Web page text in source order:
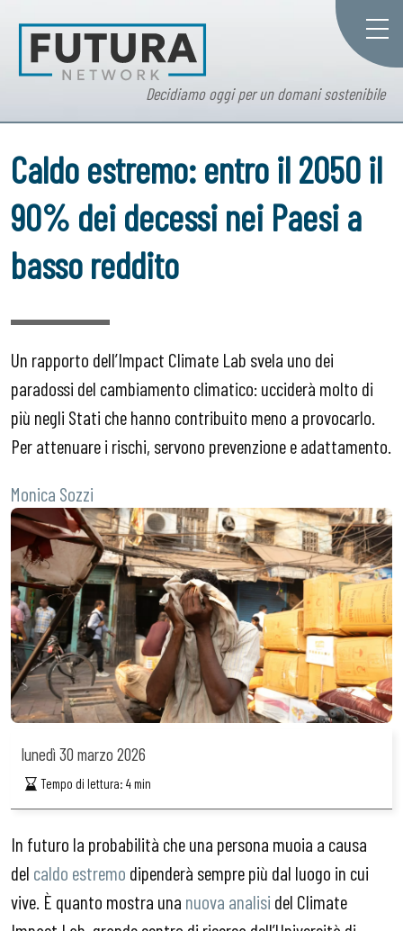
Decidiamo oggi per un domani sostenibile
Caldo estremo: entro il 2050 il
90% dei decessi nei Paesi a
basso reddito
Un rapporto dell’Impact Climate Lab svela uno dei
paradossi del cambiamento climatico: ucciderà molto di
più negli Stati che hanno contribuito meno a provocarlo.
Per attenuare i rischi, servono prevenzione e adattamento.
Monica Sozzi
lunedì 30 marzo 2026
Tempo di lettura:4min
In futuro la probabilità che una persona muoia a causa
del caldo estremo dipenderà sempre più dal luogo in cui
vive. È quanto mostra una nuova analisi del Climate